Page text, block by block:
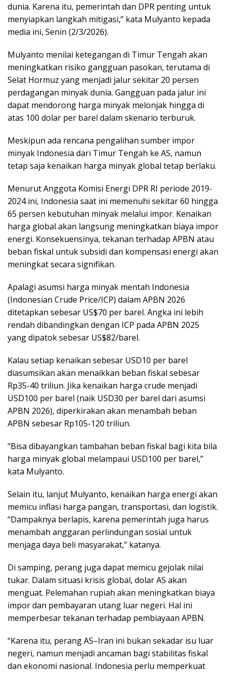
dunia. Karena itu, pemerintah dan DPR penting untuk
menyiapkan langkah mitigasi,” kata Mulyanto kepada
media ini, Senin (2/3/2026).
Mulyanto menilai ketegangan di Timur Tengah akan
meningkatkan risiko gangguan pasokan, terutama di
Selat Hormuz yang menjadi jalur sekitar 20 persen
perdagangan minyak dunia. Gangguan pada jalur ini
dapat mendorong harga minyak melonjak hingga di
atas 100 dolar per barel dalam skenario terburuk.
Meskipun ada rencana pengalihan sumber impor
minyak Indonesia dari Timur Tengah ke AS, namun
tetap saja kenaikan harga minyak global tetap berlaku.
Menurut Anggota Komisi Energi DPR RI periode 2019-
2024 ini, Indonesia saat ini memenuhi sekitar 60 hingga
65 persen kebutuhan minyak melalui impor. Kenaikan
harga global akan langsung meningkatkan biaya impor
energi. Konsekuensinya, tekanan terhadap APBN atau
beban fiskal untuk subsidi dan kompensasi energi akan
meningkat secara signifikan.
Apalagi asumsi harga minyak mentah Indonesia
(Indonesian Crude Price/ICP) dalam APBN 2026
ditetapkan sebesar US$70 per barel. Angka ini lebih
rendah dibandingkan dengan ICP pada APBN 2025
yang dipatok sebesar US$82/barel.
Kalau setiap kenaikan sebesar USD10 per barel
diasumsikan akan menaikkan beban fiskal sebesar
Rp35-40 triliun. Jika kenaikan harga crude menjadi
USD100 per barel (naik USD30 per barel dari asumsi
APBN 2026), diperkirakan akan menambah beban
APBN sebesar Rp105-120 triliun.
“Bisa dibayangkan tambahan beban fiskal bagi kita bila
harga minyak global melampaui USD100 per barel,”
kata Mulyanto.
Selain itu, lanjut Mulyanto, kenaikan harga energi akan
memicu inflasi harga pangan, transportasi, dan logistik.
“Dampaknya berlapis, karena pemerintah juga harus
menambah anggaran perlindungan sosial untuk
menjaga daya beli masyarakat,” katanya.
Di samping, perang juga dapat memicu gejolak nilai
tukar. Dalam situasi krisis global, dolar AS akan
menguat. Pelemahan rupiah akan meningkatkan biaya
impor dan pembayaran utang luar negeri. Hal ini
memperbesar tekanan terhadap pembiayaan APBN.
“Karena itu, perang AS–Iran ini bukan sekadar isu luar
negeri, namun menjadi ancaman bagi stabilitas fiskal
dan ekonomi nasional. Indonesia perlu memperkuat